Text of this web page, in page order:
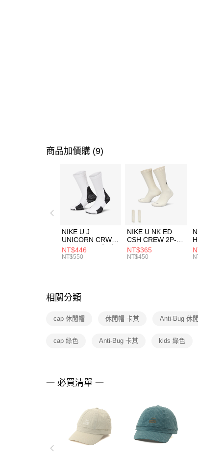
商品加價購 (9)
NIKE U J
UNICORN CRW
1PR -160 男女 中
統襪 FZ3393100
NT$446
NT$550
NIKE U NK ED
CSH CREW 2P-
144 EMBRDY 男
女 短統襪
NT$365
NT$450
相關分類
cap 休閒帽 休閒帽 卡其 Anti-Bug 休
cap 綠色 Anti-Bug 卡其 kids 綠色
一 必買清單 一